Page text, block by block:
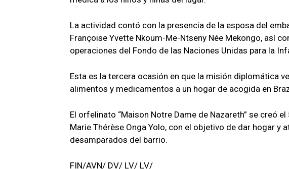
La actividad contó con la presencia de la esposa del
Françoise Yvette Nkoum-Me-Ntseny Née Mekongo, así
operaciones del Fondo de las Naciones Unidas para la
Esta es la tercera ocasión en que la misión diplomática
alimentos y medicamentos a un hogar de acogida en
El orfelinato “Maison Notre Dame de Nazareth” se creó
Marie Thérèse Onga Yolo, con el objetivo de dar hogar y
desamparados del barrio.
FIN/AVN/ DV/ LV/ LV/